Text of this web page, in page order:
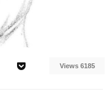
6185 Views